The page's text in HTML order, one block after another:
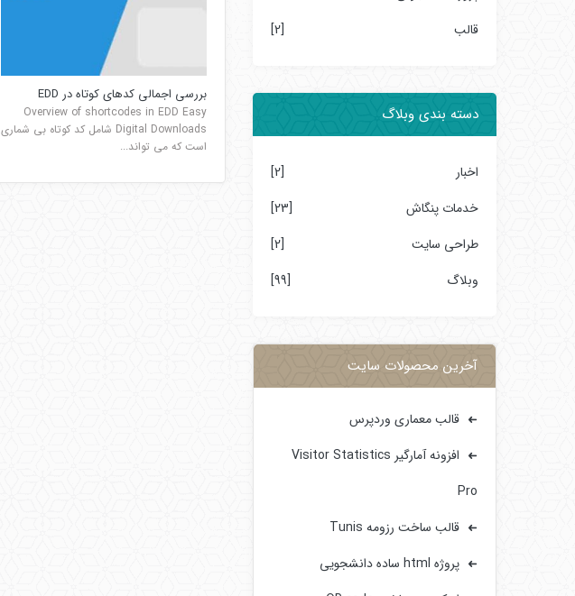
قالب
[2]
دسته بندی وبلاگ
اخبار
[2]
خدمات پنگاش
[23]
طراحی سایت
[2]
وبلاگ
[99]
آخرین محصولات سایت
قالب معماری وردپرس
افزونه آمارگیر Visitor Statistics
Pro
قالب ساخت رزومه Tunis
پروژه html ساده دانشجویی
بررسی اجمالی کدهای کوتاه در EDD
Overview of shortcodes in EDD Easy
Digital Downloads شامل کد کوتاه بی شماری
است که می تواند...